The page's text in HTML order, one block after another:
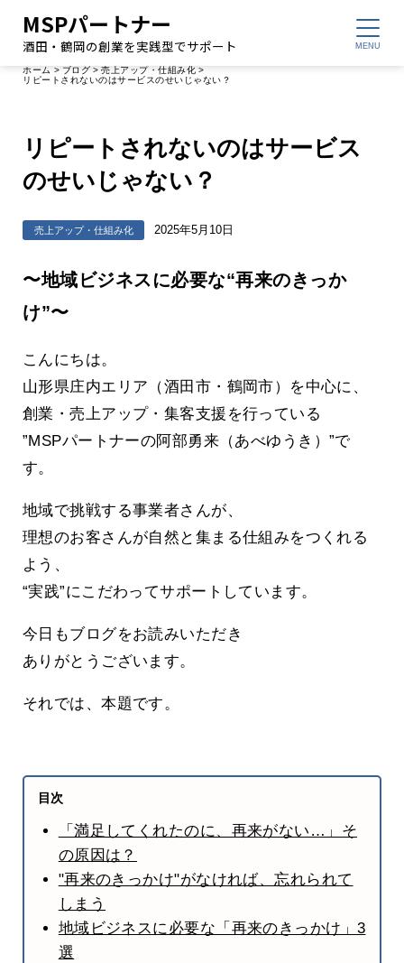
MSPパートナー
酒田・鶴岡の創業を実践型でサポート
ホーム > ブログ >売上アップ・仕組み化 >
リピートされないのはサービスのせいじゃない？
リピートされないのはサービス
のせいじゃない？
売上アップ・仕組み化 2025年5月10日
〜地域ビジネスに必要な“再来のきっか
け”〜
こんにちは。
山形県庄内エリア（酒田市・鶴岡市）を中心に、
創業・売上アップ・集客支援を行っている
”MSPパートナーの阿部勇来（あべゆうき）”で
す。
地域で挑戦する事業者さんが、
理想のお客さんが自然と集まる仕組みをつくれる
よう、
“実践”にこだわってサポートしています。
今日もブログをお読みいただき
ありがとうございます。
それでは、本題です。
目次
「満足してくれたのに、再来がない…」そ
の原因は？
"再来のきっかけ"がなければ、忘れられて
しまう
地域ビジネスに必要な「再来のきっかけ」3
選